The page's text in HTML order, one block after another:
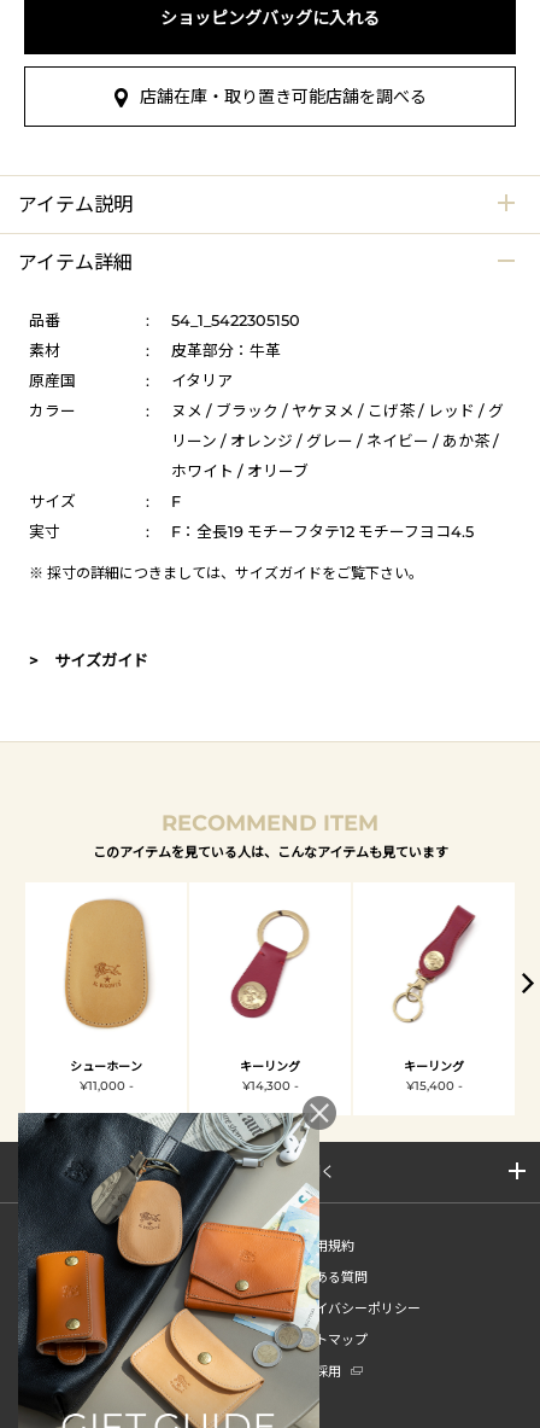
ショッピングバッグに入れる
店舗在庫・取り置き可能店舗を調べる
アイテム説明
アイテム詳細
品番 :
54_1_5422305150
素材
:
皮革部分：牛革
原産国
:
イタリア
カラー
:
ヌメ / ブラック / ヤケヌメ / こげ茶 / レッド / グ
リーン / オレンジ / グレー / ネイビー / あか茶 /
ホワイト / オリーブ
サイズ
:
F
実寸
: F：全長19 モチーフタテ12 モチーフヨコ4.5
※ 採寸の詳細につきましては、 サイズガイドをご覧下さい。
> サイズガイド
RECOMMEND ITEM
このアイテムを見ている人は、こんなアイテムも見ています
シューホーン
¥11,000 -
キーリング
¥14,300 -
キーリング
¥15,400 -
サイトマップを開く
新規会員登録
ご利用規約
ご利用ガイド
よくある質問
特定商取引法
プライバシーポリシー
お問い合わせ
サイトマップ
販売スタッフ中途採用
新卒採用